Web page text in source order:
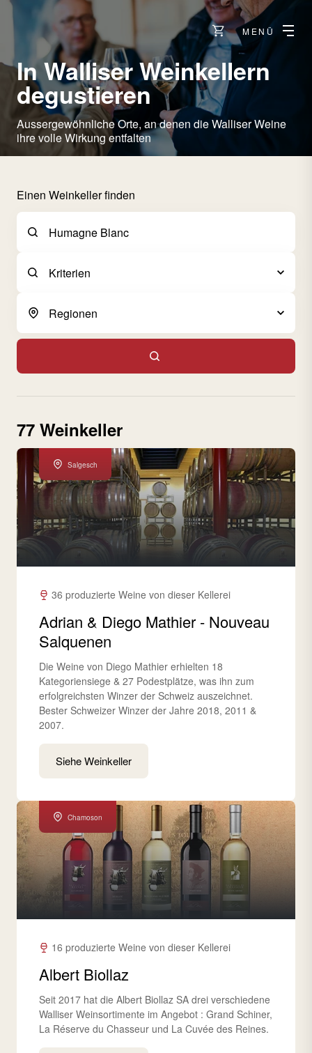
MENÜ
In Walliser Weinkellern
degustieren
Aussergewöhnliche Orte, an denen die Walliser Weine
ihre volle Wirkung entfalten
Einen Weinkeller finden
77 Weinkeller
Salgesch
36 produzierte Weine von dieser Kellerei
Adrian & Diego Mathier - Nouveau
Salquenen
Die Weine von Diego Mathier erhielten 18
Kategoriensiege & 27 Podestplätze, was ihn zum
erfolgreichsten Winzer der Schweiz auszeichnet.
Bester Schweizer Winzer der Jahre 2018, 2011 &
2007.
Siehe Weinkeller
Chamoson
16 produzierte Weine von dieser Kellerei
Albert Biollaz
Seit 2017 hat die Albert Biollaz SA drei verschiedene
Walliser Weinsortimente im Angebot : Grand Schiner,
La Réserve du Chasseur und La Cuvée des Reines.